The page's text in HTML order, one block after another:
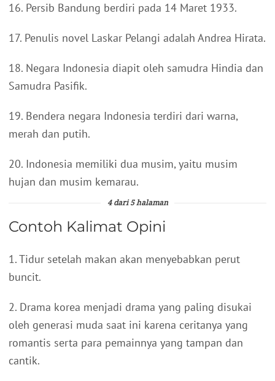
16. Persib Bandung berdiri pada 14 Maret 1933.
17. Penulis novel Laskar Pelangi adalah Andrea Hirata.
18. Negara Indonesia diapit oleh samudra Hindia dan
Samudra Pasifik.
19. Bendera negara Indonesia terdiri dari warna,
merah dan putih.
20. Indonesia memiliki dua musim, yaitu musim
hujan dan musim kemarau.
4 dari 5 halaman
Contoh Kalimat Opini
1. Tidur setelah makan akan menyebabkan perut
buncit.
2. Drama korea menjadi drama yang paling disukai
oleh generasi muda saat ini karena ceritanya yang
romantis serta para pemainnya yang tampan dan
cantik.